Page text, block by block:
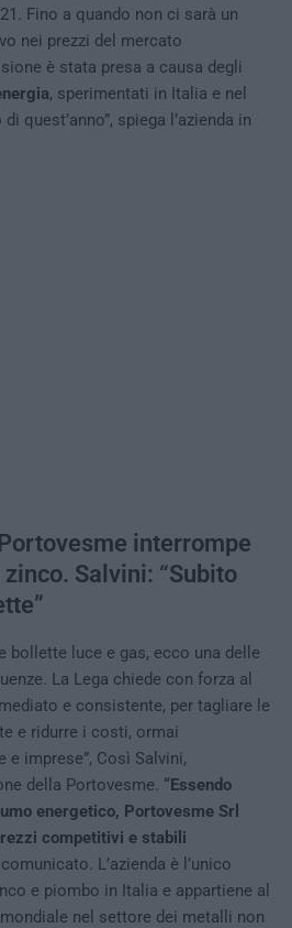
Fino a quando non ci sarà un
nei prezzi del mercato
è stata presa a causa degli
, sperimentati in Italia e nel
quest’anno”, spiega l’azienda in
interrompe
Salvini: “Subito
bollette luce e gas, ecco una delle
La Lega chiede con forza al
e consistente, per tagliare le
e ridurre i costi, ormai
imprese”, Così Salvini,
della Portovesme. “Essendo
energetico, Portovesme Srl
competitivi e stabili
L’azienda è l’unico
e piombo in Italia e appartiene al
nel settore dei metalli non